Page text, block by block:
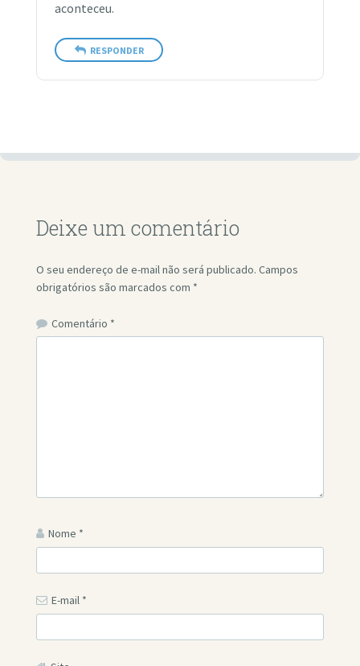
aconteceu.
RESPONDER
Deixe um comentário
O seu endereço de e-mail não será publicado. Campos
obrigatórios são marcados com *
Comentário *
Nome *
E-mail *